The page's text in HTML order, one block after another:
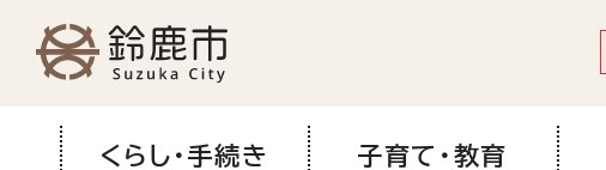
くらし・手続き 子育て・教育